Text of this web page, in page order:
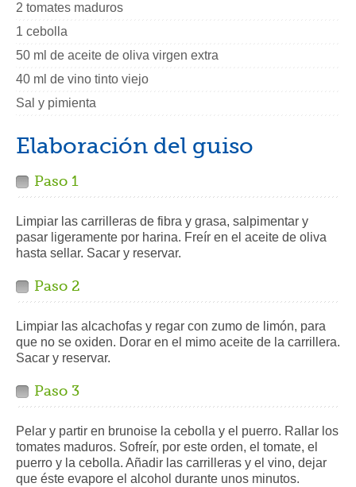
2 tomates maduros
1 cebolla
50 ml de aceite de oliva virgen extra
40 ml de vino tinto viejo
Sal y pimienta
Elaboración del guiso
Paso 1
Limpiar las carrilleras de fibra y grasa, salpimentar y
pasar ligeramente por harina. Freír en el aceite de oliva
hasta sellar. Sacar y reservar.
Paso 2
Limpiar las alcachofas y regar con zumo de limón, para
que no se oxiden. Dorar en el mimo aceite de la carrillera.
Sacar y reservar.
Paso 3
Pelar y partir en brunoise la cebolla y el puerro. Rallar los
tomates maduros. Sofreír, por este orden, el tomate, el
puerro y la cebolla. Añadir las carrilleras y el vino, dejar
que éste evapore el alcohol durante unos minutos.